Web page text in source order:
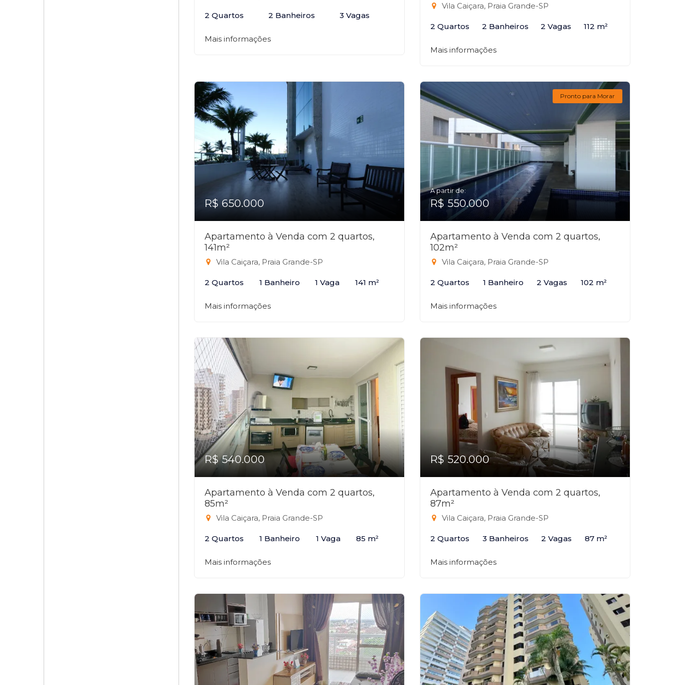
2 Quartos 2 Banheiros 3 Vagas
Mais informações
Vila Caiçara, Praia Grande-SP
2 Quartos 2 Banheiros 2 Vagas 112 m²
Mais informações
R$ 650.000
Apartamento à Venda com 2 quartos,
141m²
Vila Caiçara, Praia Grande-SP
2 Quartos 1 Banheiro 1 Vaga 141 m²
Mais informações
Pronto para Morar
A partir de:
R$ 550.000
Apartamento à Venda com 2 quartos,
102m²
Vila Caiçara, Praia Grande-SP
2 Quartos 1 Banheiro 2 Vagas 102 m²
Mais informações
R$ 540.000
Apartamento à Venda com 2 quartos,
85m²
Vila Caiçara, Praia Grande-SP
2 Quartos 1 Banheiro 1 Vaga 85 m²
Mais informações
R$ 520.000
Apartamento à Venda com 2 quartos,
87m²
Vila Caiçara, Praia Grande-SP
2 Quartos 3 Banheiros 2 Vagas 87 m²
Mais informações